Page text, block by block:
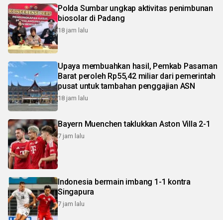
Polda Sumbar ungkap aktivitas penimbunan
biosolar di Padang
18 jam lalu
Upaya membuahkan hasil, Pemkab Pasaman
Barat peroleh Rp55,42 miliar dari pemerintah
pusat untuk tambahan penggajian ASN
18 jam lalu
Bayern Muenchen taklukkan Aston Villa 2-1
7 jam lalu
Indonesia bermain imbang 1-1 kontra
Singapura
7 jam lalu